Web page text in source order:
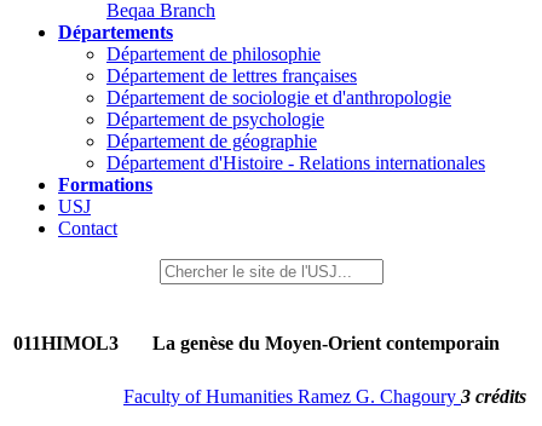
Beqaa Branch
Départements
Département de philosophie
Département de lettres françaises
Département de sociologie et d'anthropologie
Département de psychologie
Département de géographie
Département d'Histoire - Relations internationales
Formations
USJ
Contact
011HIMOL3 La genèse du Moyen-Orient contemporain
Faculty of Humanities Ramez G. Chagoury 3 crédits